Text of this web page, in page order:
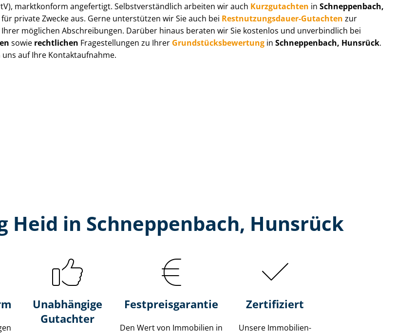
marktkonform angefertigt. Selbst­ver­ständ­lich arbeiten wir auch Kurzgutachten in Schneppenbach,
für private Zwecke aus. Gerne unterstützen wir Sie auch bei Rest­nut­zungs­dau­er-Gutachten zur
möglichen Abschreibungen. Darüber hinaus beraten wir Sie kostenlos und unverbindlich bei
sowie rechtlichen Fragestellungen zu Ihrer Grund­stücks­be­wer­tung inSchneppenbach, Hunsrück.
auf Ihre Kontaktaufnahme.
in Schneppenbach, Hunsrück
Unabhängige
Gutachter
Festpreis​garantie
Den Wert von Immobilien in
Zertifiziert
Unsere Immobilien­